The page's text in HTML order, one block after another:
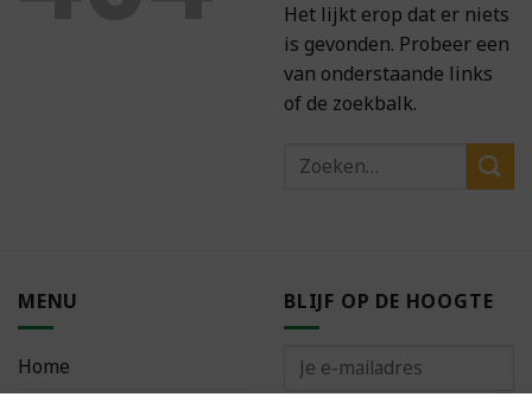
Het lijkt erop dat er niets
is gevonden. Probeer een
van onderstaande links
of de zoekbalk.
MENU
Home
BLIJF OP DE HOOGTE